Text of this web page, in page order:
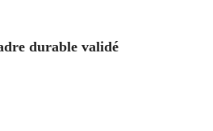
durable validé